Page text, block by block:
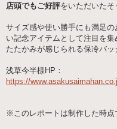
店頭でもご好評をいただいたそ
サイズ感や使い勝手にも満足
い記念アイテムとして注目を
たたかみが感じられる保冷バッ
浅草今半様HP：
https://
※このレポートは制作した時点